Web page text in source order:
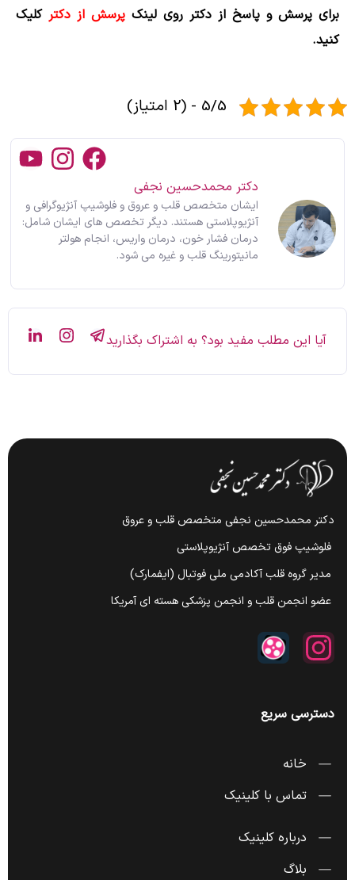
برای پرسش و پاسخ از دکتر روی لینک پرسش از دکترکلیک
کنید.
5/5 - (2 امتیاز)
دکتر محمدحسین نجفی
ایشان متخصص قلب و عروق و فلوشیپ آنژیوگرافی و
آنژیوپلاستی هستند. دیگر تخصص های ایشان شامل:
درمان فشار خون، درمان واریس، انجام هولتر
مانیتورینگ قلب و غیره می شود.
آیا این مطلب مفید بود؟ به اشتراک بگذارید
دکتر محمدحسین نجفی متخصص قلب و عروق
فلوشیپ فوق تخصص آنژیوپلاستی
مدیر گروه قلب آکادمی ملی فوتبال (ایفمارک)
عضو انجمن قلب و انجمن پزشکی هسته ای آمریکا
دسترسی سریع
خانه
تماس با کلینیک
درباره کلینیک
بلاگ